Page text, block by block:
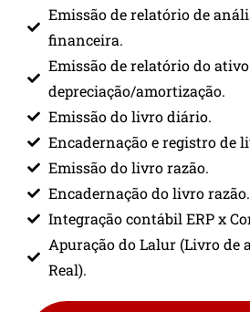
Emissão de relatório de
financeira.
Emissão de relatório do
depreciação/amortização.
Emissão do livro diário.
Encadernação e registro de
Emissão do livro razão.
Encadernação do livro razão.
Integração contábil ERP x
Apuração do Lalur (Livro de
Real).